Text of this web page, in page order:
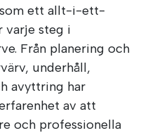
som ett allt-i-ett-
varje steg i
Från planering och
underhåll,
avyttring har
av att
och professionella